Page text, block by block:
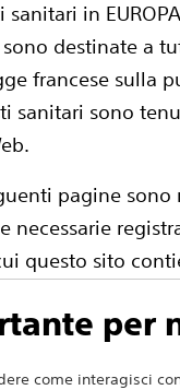
sanitari in
destinate a
francese sulla
sanitari sono
pagine sono
necessarie
questo sito
professionisti
mediche
di prescrizione e
per
come interagisci